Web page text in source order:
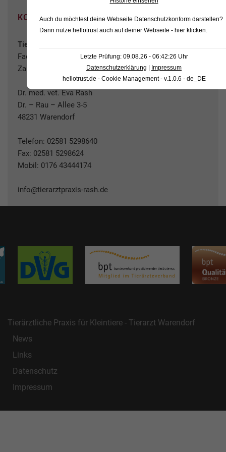
KONTAKT
Tierärztliche Praxis für Kleintiere
Fachtierärztin für die Zusatzbezeichnung
Zahnheilkunde beim Kleintier
Dr. med. vet. Eva Rash
Dr. – Rau – Allee 3-5
48231 Warendorf
Telefon: 02581 5298640
Fax: 02581 5298624
Mobil: 0176 43444174
info@tierarztpraxis-rash.de
Tierärztliche Praxis für Kleintiere - Tierarzt Warendorf
News
Links
Datenschutz
Impressum
Auch du möchtest deine Webseite Datenschutzkonform darstellen?
Dann nutze hellotrust auch auf deiner Webseite - hier klicken.
Letzte Prüfung: 09.08.26 - 06:42:26 Uhr
Datenschutzerklärung
Impressum
hellotrust.de - Cookie Management - v.1.0.6 - de_DE